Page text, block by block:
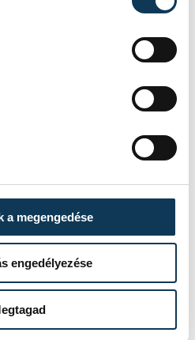
a megengedése
engedélyezése
CIKKEK